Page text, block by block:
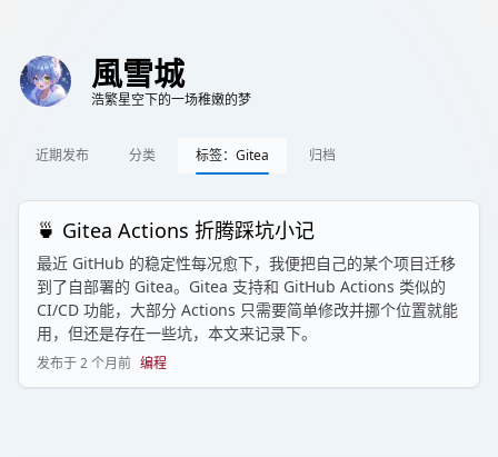
風雪城
浩繁星空下的一场稚嫩的梦
近期发布 分类 标签：Gitea 归档
🍵 Gitea Actions 折腾踩坑小记
最近 GitHub 的稳定性每况愈下，我便把自己的某个项目迁移
到了自部署的 Gitea。Gitea 支持和 GitHub Actions 类似的
CI/CD 功能，大部分 Actions 只需要简单修改并挪个位置就能
用，但还是存在一些坑，本文来记录下。
发布于2 个月前 编程